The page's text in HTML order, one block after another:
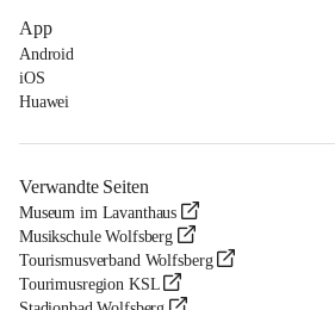
App
Android
iOS
Huawei
Verwandte Seiten
Museum im Lavanthaus
Musikschule Wolfsberg
Tourismusverband Wolfsberg
Tourimusregion KSL